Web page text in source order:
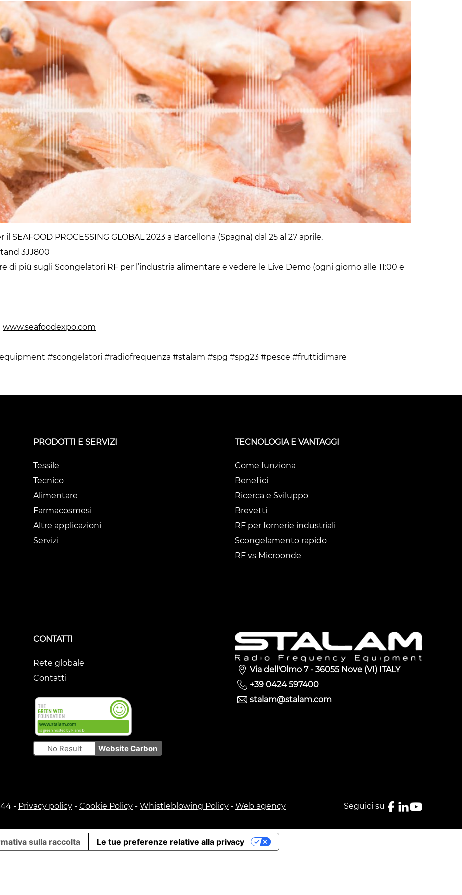
sanificazione
Pastorizzazione
prodotti
confezionati
Pastorizzazione
prodotti liquidi
Riscaldamento e
precottura di
prodotti liquidi
Cannabis
Essiccatoi per
extension di capelli
Radiofrequenza
PROCESSING GLOBAL 2023 a Barcellona (Spagna) dal 25 al 27 aprile.
3JJ800
di più sugli Scongelatori RF per l’industria alimentare e vedere le Live Demo (ogni giorno alle 11:00 e
www.seafoodexpo.com
#scongelatori #radiofrequenza #stalam #spg #spg23 #pesce #fruttidimare
PRODOTTI E SERVIZI
Tessile
Tecnico
Alimentare
Farmacosmesi
Altre applicazioni
Servizi
TECNOLOGIA E VANTAGGI
Come funziona
Benefici
Ricerca e Sviluppo
Brevetti
RF per fornerie industriali
Scongelamento rapido
RF vs Microonde
CONTATTI
Rete globale
Contatti
No Result Website Carbon
Via dell'Olmo 7 - 36055 Nove (VI) ITALY
+39 0424 597400
stalam@stalam.com
- Privacy policy - Cookie Policy - Whistleblowing Policy - Web agency Seguici su
sulla raccolta Le tue preferenze relative alla privacy